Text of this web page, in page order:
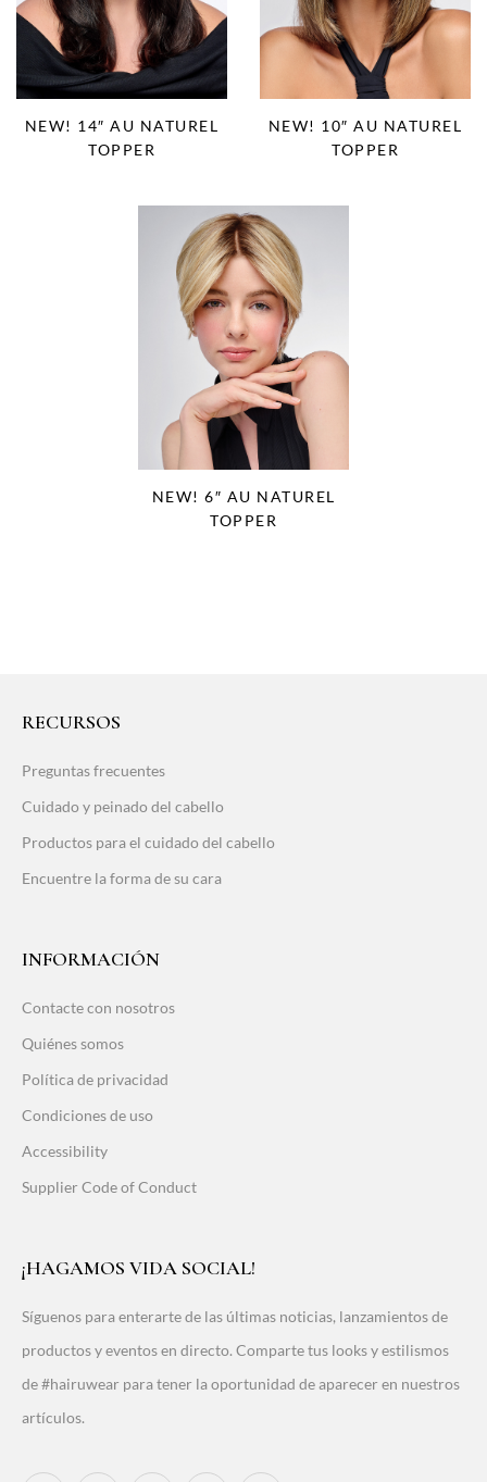
NEW! 14″ AU NATUREL
TOPPER
NEW! 10″ AU NATUREL
TOPPER
NEW! 6″ AU NATUREL
TOPPER
RECURSOS
Preguntas frecuentes
Cuidado y peinado del cabello
Productos para el cuidado del cabello
Encuentre la forma de su cara
INFORMACIÓN
Contacte con nosotros
Quiénes somos
Política de privacidad
Condiciones de uso
Accessibility
Supplier Code of Conduct
¡HAGAMOS VIDA SOCIAL!
Síguenos para enterarte de las últimas noticias, lanzamientos de
productos y eventos en directo. Comparte tus looks y estilismos
de #hairuwear para tener la oportunidad de aparecer en nuestros
artículos.